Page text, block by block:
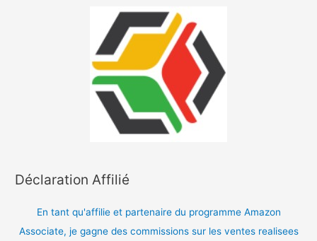
Déclaration Affilié
En tant qu'affilie et partenaire du programme Amazon
Associate, je gagne des commissions sur les ventes realisees